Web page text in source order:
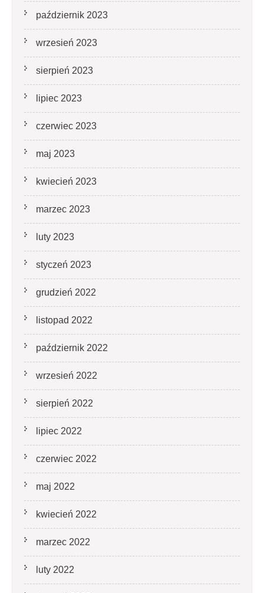
październik 2023
wrzesień 2023
sierpień 2023
lipiec 2023
czerwiec 2023
maj 2023
kwiecień 2023
marzec 2023
luty 2023
styczeń 2023
grudzień 2022
listopad 2022
październik 2022
wrzesień 2022
sierpień 2022
lipiec 2022
czerwiec 2022
maj 2022
kwiecień 2022
marzec 2022
luty 2022